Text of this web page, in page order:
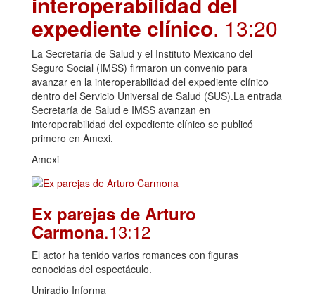
expediente clínico. 13:20
La Secretaría de Salud y el Instituto Mexicano del
Seguro Social (IMSS) firmaron un convenio para
avanzar en la interoperabilidad del expediente clínico
dentro del Servicio Universal de Salud (SUS).La entrada
Secretaría de Salud e IMSS avanzan en
interoperabilidad del expediente clínico se publicó
primero en Amexi.
Amexi
Ex parejas de Arturo
Carmona.13:12
El actor ha tenido varios romances con figuras
conocidas del espectáculo.
Uniradio Informa